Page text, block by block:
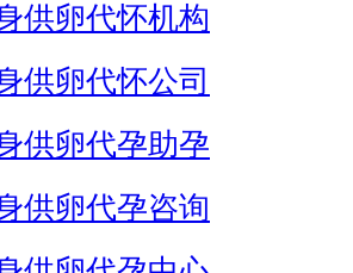
供卵代怀机构
供卵代怀公司
供卵代孕助孕
供卵代孕咨询